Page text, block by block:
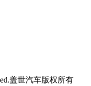
盖世汽车版权所有